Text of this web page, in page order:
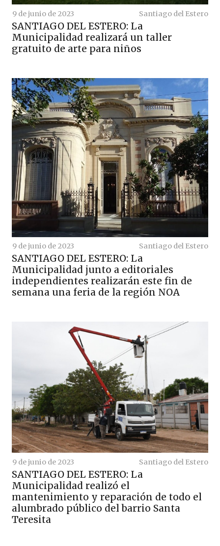
9 de junio de 2023 Santiago del Estero
SANTIAGO DEL ESTERO: La
Municipalidad realizará un taller
gratuito de arte para niños
9 de junio de 2023 Santiago del Estero
SANTIAGO DEL ESTERO: La
Municipalidad junto a editoriales
independientes realizarán este fin de
semana una feria de la región NOA
9 de junio de 2023 Santiago del Estero
SANTIAGO DEL ESTERO: La
Municipalidad realizó el
mantenimiento y reparación de todo el
alumbrado público del barrio Santa
Teresita